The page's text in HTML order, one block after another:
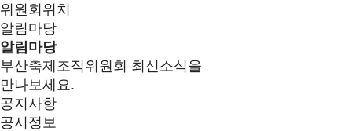
위원회위치
알림마당
알림마당
부산축제조직위원회 최신소식을
만나보세요.
공지사항
공시정보